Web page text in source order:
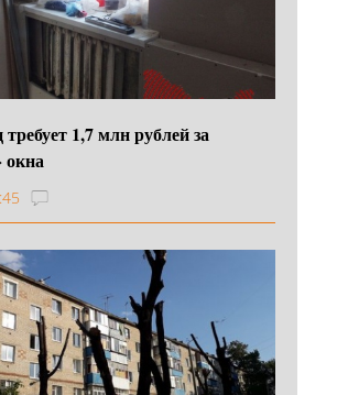
1,7 млн рублей за
окна